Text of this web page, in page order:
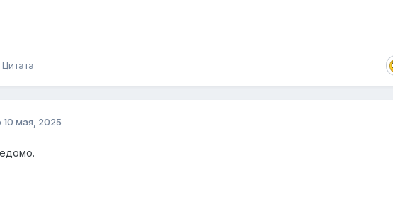
Цитата
10 мая, 2025